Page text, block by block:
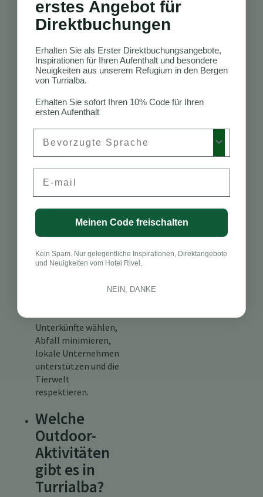
Turrialba?
Zu den besten
Retreats gehören
Eco Lodge Turrialba,
Casa de la Selva und
die erschwingliche
Annehmlichkeiten
bieten.
Wie kann
ich
nachhaltig
in Costa Rica
reisen?
nachhaltig, indem
umweltfreundliche
Unterkünfte wählen,
Abfall minimieren,
lokale Unternehmen
unterstützen und die
Tierwelt
respektieren.
Welche
Outdoor-
Aktivitäten
gibt es in
Turrialba?
erstes Angebot für
Direktbuchungen
Erhalten Sie als Erster Direktbuchungsangebote,
Inspirationen für Ihren Aufenthalt und besondere
Neuigkeiten aus unserem Refugium in den Bergen
von Turrialba.
Erhalten Sie sofort Ihren 10% Code für Ihren
ersten Aufenthalt
Meinen Code freischalten
Kein Spam. Nur gelegentliche Inspirationen, Direktangebote
und Neuigkeiten vom Hotel Rivel.
NEIN, DANKE